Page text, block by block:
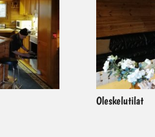
Oleskelutilat